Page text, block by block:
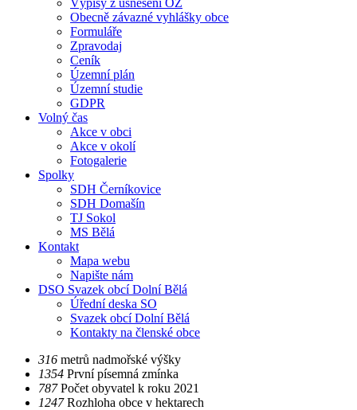
Výpisy z usnesení OZ
Obecně závazné vyhlášky obce
Formuláře
Zpravodaj
Ceník
Územní plán
Územní studie
GDPR
Volný čas
Akce v obci
Akce v okolí
Fotogalerie
Spolky
SDH Černíkovice
SDH Domašín
TJ Sokol
MS Bělá
Kontakt
Mapa webu
Napište nám
DSO Svazek obcí Dolní Bělá
Úřední deska SO
Svazek obcí Dolní Bělá
Kontakty na členské obce
​​316 metrů nadmořské výšky
​​1354 První písemná zmínka
​​787 Počet obyvatel k roku 2021
​​1247 Rozhloha obce v hektarech